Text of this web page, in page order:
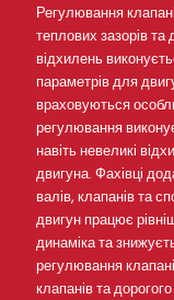
Регулювання
теплових зазорів та
відхилень
параметрів для
враховуються
регулювання
навіть невеликі
двигуна. Фахівці
валів, клапанів та
двигун працює
динаміка та
регулювання
клапанів та